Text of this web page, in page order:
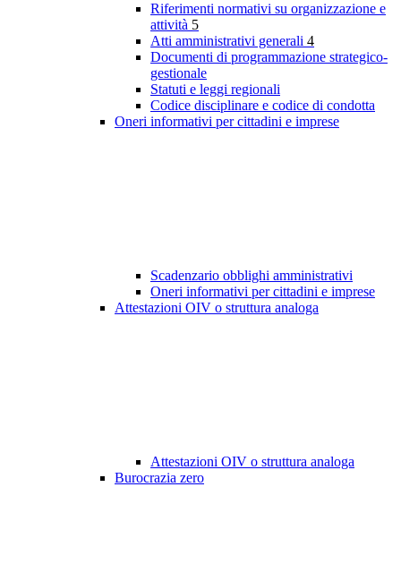
Riferimenti normativi su organizzazione e
attività 5
Atti amministrativi generali 4
Documenti di programmazione strategico-
gestionale
Statuti e leggi regionali
Codice disciplinare e codice di condotta
Oneri informativi per cittadini e imprese
Scadenzario obblighi amministrativi
Oneri informativi per cittadini e imprese
Attestazioni OIV o struttura analoga
Attestazioni OIV o struttura analoga
Burocrazia zero